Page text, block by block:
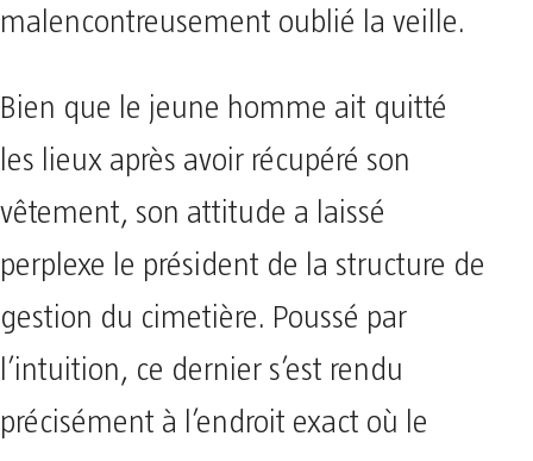
malencontreusement oublié la veille.
​Bien que le jeune homme ait quitté
les lieux après avoir récupéré son
vêtement, son attitude a laissé
perplexe le président de la structure de
gestion du cimetière. Poussé par
l’intuition, ce dernier s’est rendu
précisément à l’endroit exact où le